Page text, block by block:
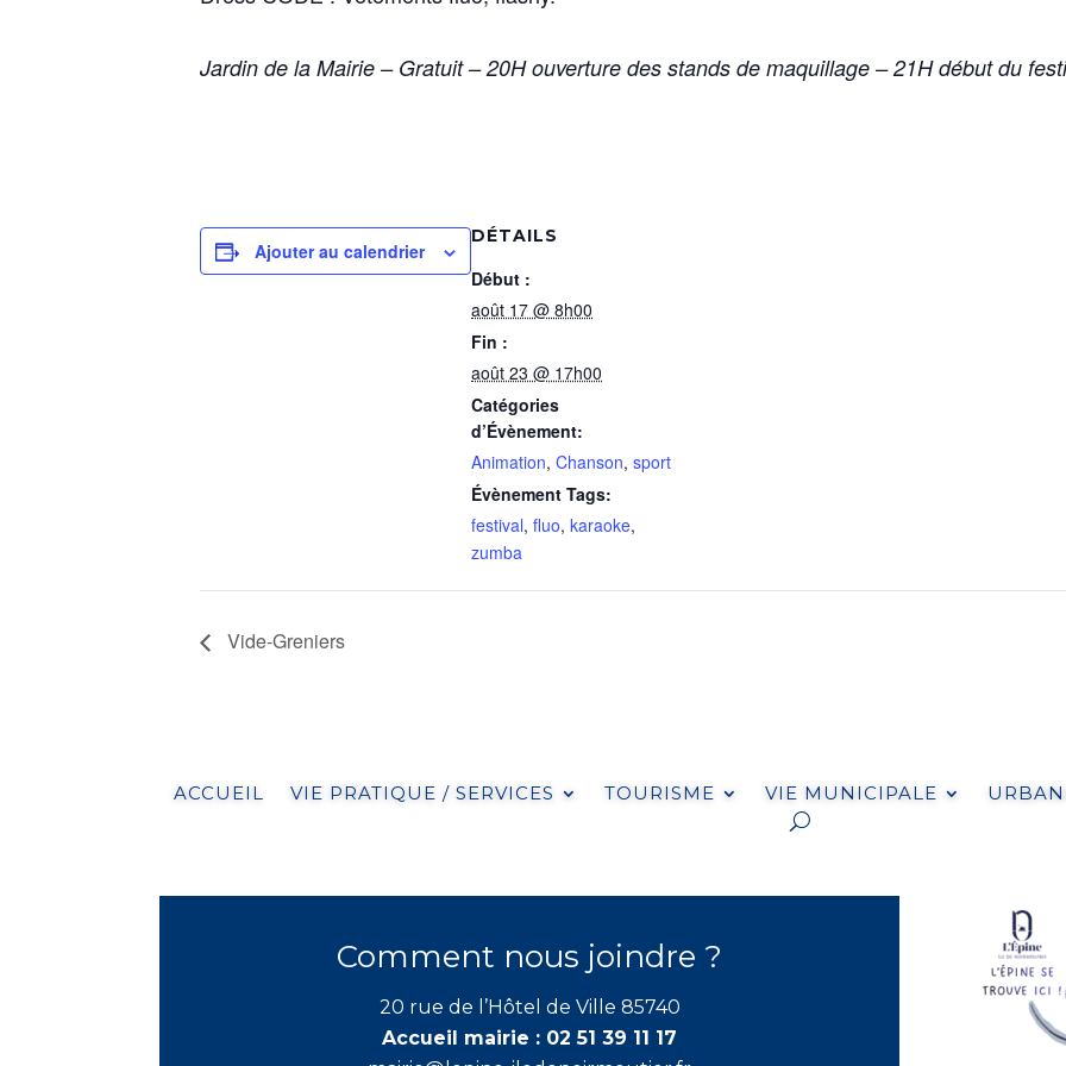
Jardin de la Mairie – Gratuit – 20H ouverture des stands de maquillage – 21H début du
Ajouter au calendrier
DÉTAILS
Début :
août 17 @ 8h00
Fin :
août 23 @ 17h00
Catégories
d’Évènement:
Animation, Chanson, sport
Évènement Tags:
festival, fluo, karaoke,
zumba
Vide-Greniers
ACCUEIL VIE PRATIQUE / SERVICES TOURISME VIE MUNICIPALE
Comment nous joindre ?
20 rue de l’Hôtel de Ville 85740
Accueil mairie : 02 51 39 11 17